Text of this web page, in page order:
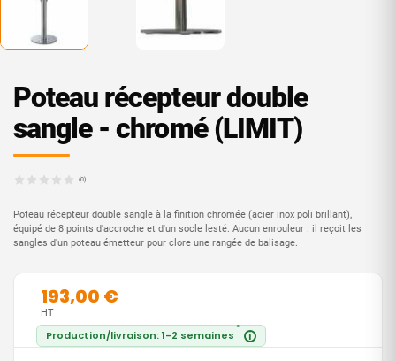
Poteau récepteur double
sangle - chromé (LIMIT)
(0)
Poteau récepteur double sangle à la finition chromée (acier inox poli brillant),
équipé de 8 points d'accroche et d'un socle lesté. Aucun enrouleur : il reçoit les
sangles d'un poteau émetteur pour clore une rangée de balisage.
193,00 €
Production/livraison: 1-2 semaines *
i
HT